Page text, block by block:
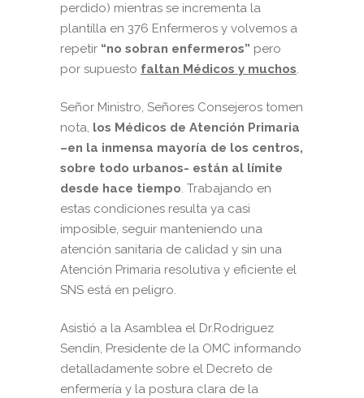
perdido) mientras se incrementa la
plantilla en 376 Enfermeros y volvemos a
repetir “no sobran enfermeros” pero
por supuesto faltan Médicos y muchos.
Señor Ministro, Señores Consejeros tomen
nota, los Médicos de Atención Primaria
–en la inmensa mayoría de los centros,
sobre todo urbanos- están al límite
desde hace tiempo. Trabajando en
estas condiciones resulta ya casi
imposible, seguir manteniendo una
atención sanitaria de calidad y sin una
Atención Primaria resolutiva y eficiente el
SNS está en peligro.
Asistió a la Asamblea el Dr.Rodriguez
Sendín, Presidente de la OMC informando
detalladamente sobre el Decreto de
enfermería y la postura clara de la